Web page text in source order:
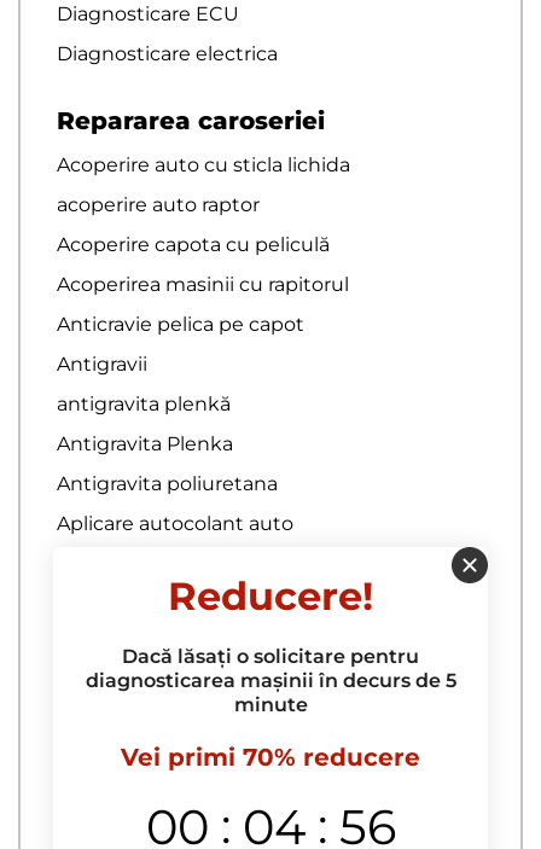
Diagnosticare ECU
Diagnosticare electrica
Repararea caroseriei
Acoperire auto cu sticla lichida
acoperire auto raptor
Acoperire capota cu peliculă
Acoperirea masinii cu rapitorul
Anticravie pelica pe capot
Antigravii
antigravita plenkă
Antigravita Plenka
Antigravita poliuretana
Aplicare autocolant auto
Autocolant auto
autocolant carbon auto
Autocolant caroserie auto
Bamper antigraviy
Ceramica de polisare auto
Reducere!
Dacă lăsați o solicitare pentru
diagnosticarea mașinii în decurs de 5
minute
Vei primi 70% reducere
00 : 04 : 55